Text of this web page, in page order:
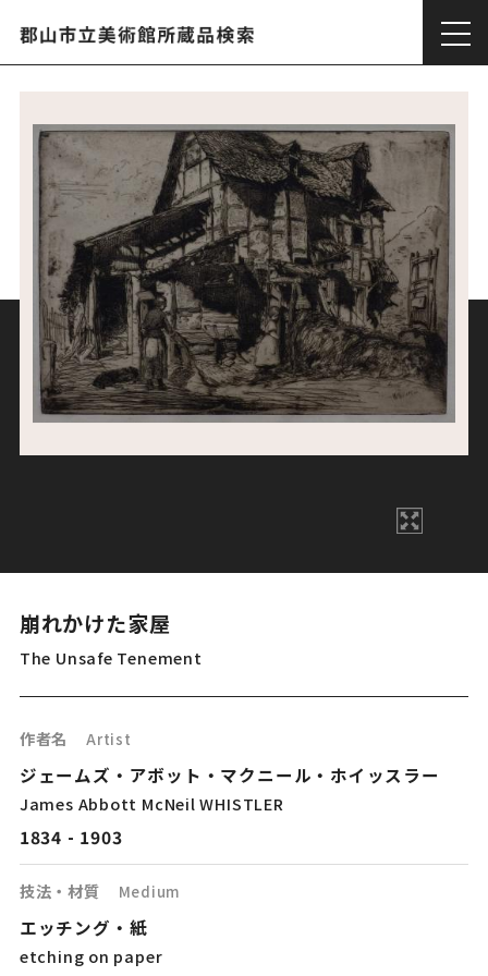
崩れかけた家屋
The Unsafe Tenement
作者名 Artist
ジェームズ・アボット・マクニール・ホイッスラー
James Abbott McNeil WHISTLER
1834 - 1903
技法・材質 Medium
エッチング・紙
etching on paper